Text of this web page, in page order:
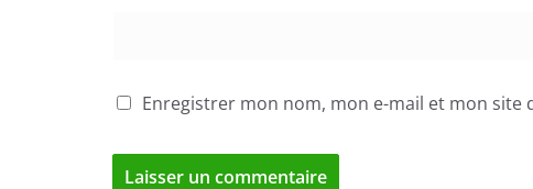
Enregistrer mon nom, mon e-mail et mon